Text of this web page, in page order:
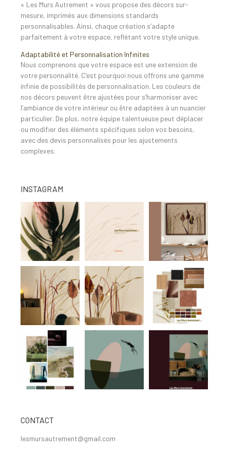
« Les Murs Autrement » vous propose des décors sur-
mesure, imprimés aux dimensions standards
personnalisables. Ainsi, chaque création s’adapte
parfaitement à votre espace, reflétant votre style unique.
Adaptabilité et Personnalisation Infinites
Nous comprenons que votre espace est une extension de
votre personnalité. C’est pourquoi nous offrons une gamme
infinie de possibilités de personnalisation. Les couleurs de
nos décors peuvent être ajustées pour s’harmoniser avec
l’ambiance de votre intérieur ou être adaptées à un nuancier
particulier. De plus, notre équipe talentueuse peut déplacer
ou modifier des éléments spécifiques selon vos besoins,
avec des devis personnalisés pour les ajustements
complexes.
INSTAGRAM
CONTACT
lesmursautrement@gmail.com